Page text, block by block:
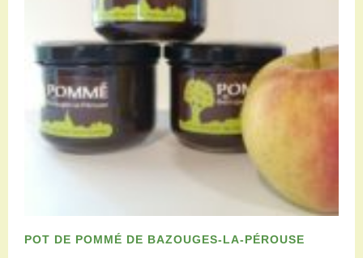
POT DE POMMÉ DE BAZOUGES-LA-PÉROUSE